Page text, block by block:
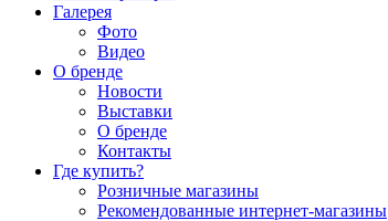
Галерея
Фото
Видео
О бренде
Новости
Выставки
О бренде
Контакты
Где купить?
Розничные магазины
Рекомендованные интернет-магазины